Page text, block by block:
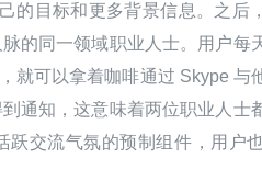
的目标和更多背景信息。之后
的同一领域职业人士。用户每
就可以拿着咖啡通过 Skype 与
通知，这意味着两位职业人士
交流气氛的预制组件，用户